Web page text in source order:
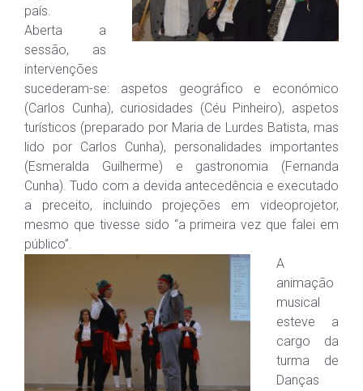
país.
Aberta a
sessão, as
intervenções
sucederam-se: aspetos geográfico e económico
(Carlos Cunha), curiosidades (Céu Pinheiro), aspetos
turísticos (preparado por Maria de Lurdes Batista, mas
lido por Carlos Cunha), personalidades importantes
(Esmeralda Guilherme) e gastronomia (Fernanda
Cunha). Tudo com a devida antecedência e executado
a preceito, incluindo projeções em videoprojetor,
mesmo que tivesse sido “a primeira vez que falei em
público”.
A
animação
musical
esteve a
cargo da
turma de
Danças